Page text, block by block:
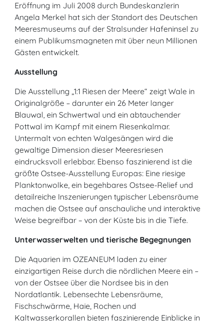
Eröffnung im Juli 2008 durch Bundeskanzlerin
Angela Merkel hat sich der Standort des Deutschen
Meeresmuseums auf der Stralsunder Hafeninsel zu
einem Publikumsmagneten mit über neun Millionen
Gästen entwickelt.
Ausstellung
Die Ausstellung „1:1 Riesen der Meere“ zeigt Wale in
Originalgröße – darunter ein 26 Meter langer
Blauwal, ein Schwertwal und ein abtauchender
Pottwal im Kampf mit einem Riesenkalmar.
Untermalt von echten Walgesängen wird die
gewaltige Dimension dieser Meeresriesen
eindrucksvoll erlebbar. Ebenso faszinierend ist die
größte Ostsee-Ausstellung Europas: Eine riesige
Planktonwolke, ein begehbares Ostsee-Relief und
detailreiche Inszenierungen typischer Lebensräume
machen die Ostsee auf anschauliche und interaktive
Weise begreifbar – von der Küste bis in die Tiefe.
Unterwasserwelten und tierische Begegnungen
Die Aquarien im OZEANEUM laden zu einer
einzigartigen Reise durch die nördlichen Meere ein –
von der Ostsee über die Nordsee bis in den
Nordatlantik. Lebensechte Lebensräume,
Fischschwärme, Haie, Rochen und
Kaltwasserkorallen bieten faszinierende Einblicke in